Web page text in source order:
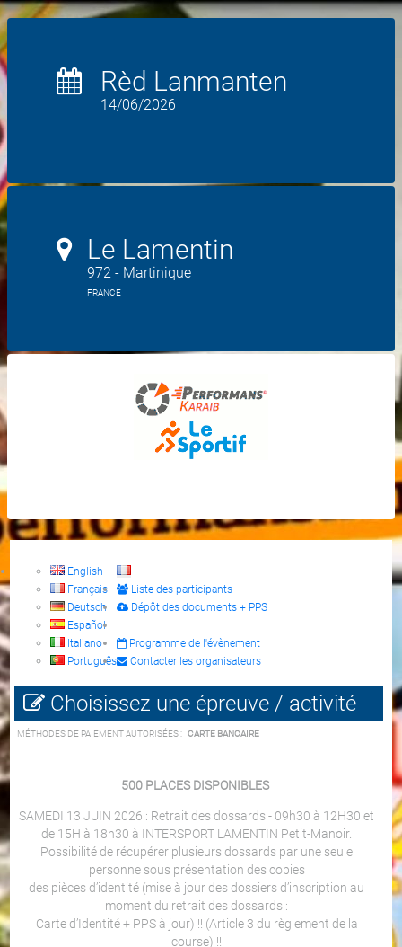
Rèd Lanmanten
14/06/2026
Le Lamentin
972 - Martinique
FRANCE
English
Français
Deutsch
Español
Italiano
Português
Liste des participants
Dépôt des documents + PPS
Programme de l'évènement
Contacter les organisateurs
Choisissez une épreuve / activité
MÉTHODES DE PAIEMENT AUTORISÉES : CARTE BANCAIRE
500 PLACES DISPONIBLES
SAMEDI 13 JUIN 2026 : Retrait des dossards - 09h30 à 12H30 et
de 15H à 18h30 à INTERSPORT LAMENTIN Petit-Manoir.
Possibilité de récupérer plusieurs dossards par une seule
personne sous présentation des copies
des pièces d’identité (mise à jour des dossiers d’inscription au
moment du retrait des dossards :
Carte d’Identité + PPS à jour) !! (Article 3 du règlement de la
course) !!